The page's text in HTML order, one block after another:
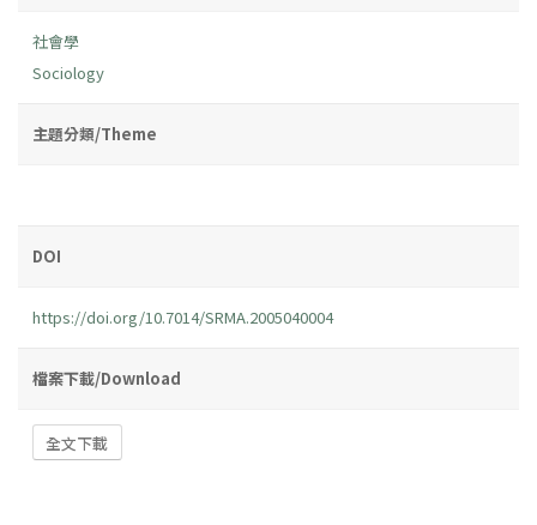
社會學
Sociology
主題分類/Theme
DOI
https://doi.org/10.7014/SRMA.2005040004
檔案下載/Download
全文下載